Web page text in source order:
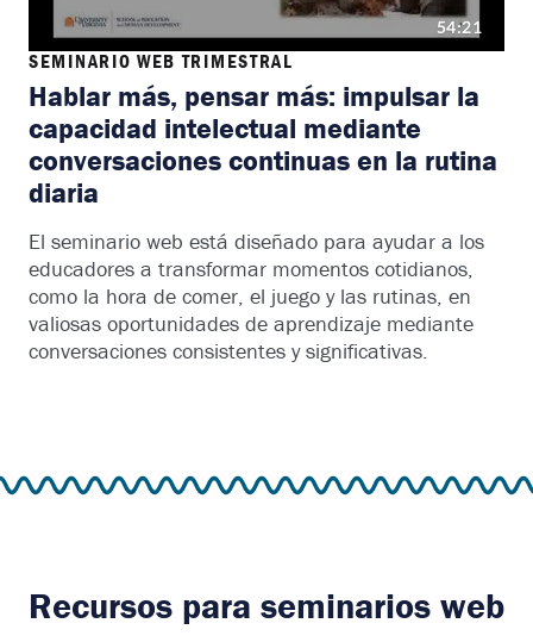
SEMINARIO WEB TRIMESTRAL
Hablar más, pensar más: impulsar la
capacidad intelectual mediante
conversaciones continuas en la rutina
diaria
El seminario web está diseñado para ayudar a los
educadores a transformar momentos cotidianos,
como la hora de comer, el juego y las rutinas, en
valiosas oportunidades de aprendizaje mediante
conversaciones consistentes y significativas.
Recursos para seminarios web